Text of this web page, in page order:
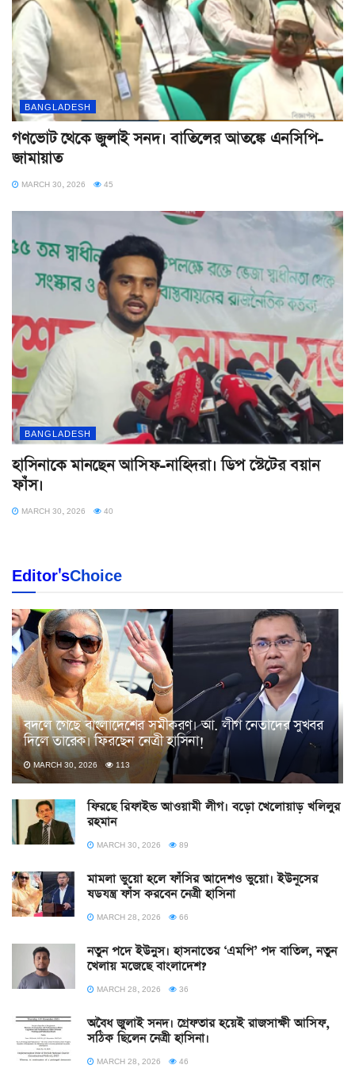
BANGLADESH
গণভোট থেকে জুলাই সনদ। বাতিলের আতঙ্কে এনসিপি-
জামায়াত
MARCH 30, 2026 45
BANGLADESH
হাসিনাকে মানছেন আসিফ-নাহিদরা। ডিপ স্টেটের বয়ান
ফাঁস।
MARCH 30, 2026 40
Editor'sChoice
বদলে গেছে বাংলাদেশের সমীকরণ। আ. লীগ নেতাদের সুখবর
দিলে তারেক। ফিরছেন নেত্রী হাসিনা!
MARCH 30, 2026 113
ফিরছে রিফাইন্ড আওয়ামী লীগ। বড়ো খেলোয়াড় খলিলুর
রহমান
MARCH 30, 2026 89
মামলা ভুয়ো হলে ফাঁসির আদেশও ভুয়ো। ইউনূসের
ষডযন্ত্র ফাঁস করবেন নেত্রী হাসিনা
MARCH 28, 2026 66
নতুন পদে ইউনুস। হাসনাতের ‘এমপি’ পদ বাতিল, নতুন
খেলায় মজেছে বাংলাদেশ?
MARCH 28, 2026 36
অবৈধ জুলাই সনদ। গ্রেফতার হয়েই রাজসাক্ষী আসিফ,
সঠিক ছিলেন নেত্রী হাসিনা।
MARCH 28, 2026 46